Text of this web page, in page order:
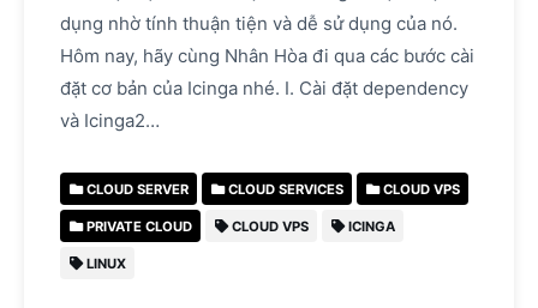
dụng nhờ tính thuận tiện và dễ sử dụng của nó.
Hôm nay, hãy cùng Nhân Hòa đi qua các bước cài
đặt cơ bản của Icinga nhé. I. Cài đặt dependency
và Icinga2…
CLOUD SERVER CLOUD SERVICES CLOUD VPS
PRIVATE CLOUD CLOUD VPS ICINGA
LINUX